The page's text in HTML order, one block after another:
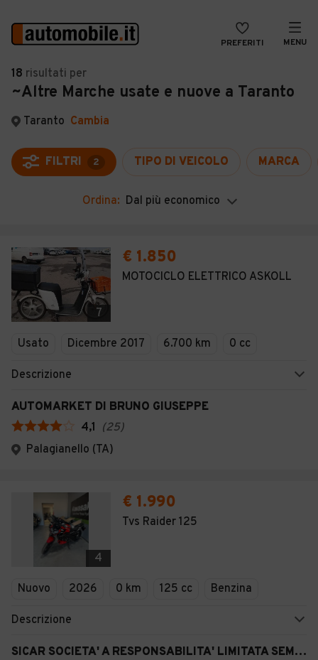
PREFERITI MENU
Auto
Auto usate
Auto Km 0
Auto Nuove
Noleggio a lungo termine
Moto
Camper
Veicoli Commerciali
VENDI
MAGAZINE
ACCEDI
18 risultati per
~Altre Marche usate e nuove a Taranto
Taranto Cambia
FILTRI 2 TIPO DI VEICOLO MARCA
Ordina: Dal più economico
7
€ 1.850
MOTOCICLO ELETTRICO ASKOLL
Usato Dicembre 2017 6.700 km 0 cc
Descrizione
AUTOMARKET DI BRUNO GIUSEPPE
4,1 (25)
Palagianello (TA)
4
€ 1.990
Tvs Raider 125
Nuovo 2026 0 km 125 cc Benzina
Descrizione
SICAR SOCIETA' A RESPONSABILITA' LIMITATA SEMPLIFICATA